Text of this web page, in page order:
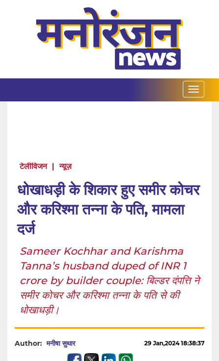
टेलीविजन | न्यूज़
धोखाधड़ी के शिकार हुए समीर कोचर
और करिश्मा तन्ना के पति, मामला
दर्ज
Sameer Kochhar and Karishma
Tanna’s husband duped of INR 1
crore by builder couple: बिल्डर दंपत्ति ने
समीर कोचर और करिश्मा तन्ना के पति से की
धोखाधड़ी।
Author: मनीषा सुथार 29 Jan,2024 18:38:37